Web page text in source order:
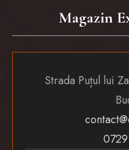
Magazin
Strada Puțul lui